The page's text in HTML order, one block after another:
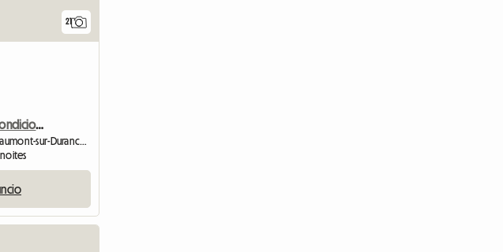
21
Alojamento com ar condicionado e pequeno-almoço incluído, com acesso ao jardim, perto do Luberon.
Quarto de hóspedes | Caumont-sur-Durance (84510) | 60 M2